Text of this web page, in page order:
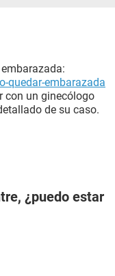
quedar-embarazada
con un ginecólogo
de su caso.
¿puedo estar